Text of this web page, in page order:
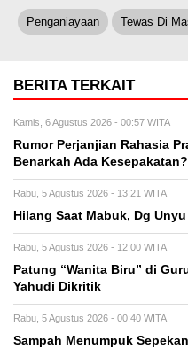
Penganiayaan Tewas Di
BERITA TERKAIT
Kamis, 6 Agustus 2026 - 00:57 WITA
Rumor Perjanjian Rahasia
Benarkah Ada Kesepakatan?
Rabu, 5 Agustus 2026 - 13:21 WITA
Hilang Saat Mabuk, Dg
Rabu, 5 Agustus 2026 - 12:00 WITA
Patung “Wanita Biru” di
Yahudi Dikritik
Rabu, 5 Agustus 2026 - 00:40 WITA
Sampah Menumpuk